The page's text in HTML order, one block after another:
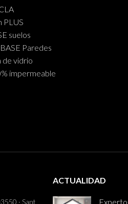
PLUS
suelos
Paredes
de vidrio
impermeable
· Sant
ACTUALIDAD